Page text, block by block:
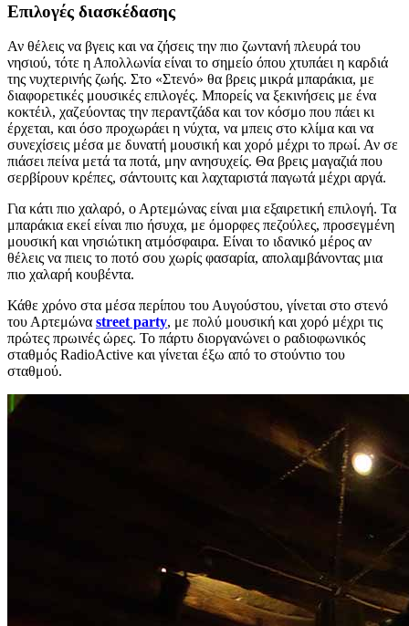
Επιλογές διασκέδασης
Αν θέλεις να βγεις και να ζήσεις την πιο ζωντανή πλευρά του
νησιού, τότε η Απολλωνία είναι το σημείο όπου χτυπάει η καρδιά
της νυχτερινής ζωής. Στο «Στενό» θα βρεις μικρά μπαράκια, με
διαφορετικές μουσικές επιλογές. Μπορείς να ξεκινήσεις με ένα
κοκτέιλ, χαζεύοντας την περαντζάδα και τον κόσμο που πάει κι
έρχεται, και όσο προχωράει η νύχτα, να μπεις στο κλίμα και να
συνεχίσεις μέσα με δυνατή μουσική και χορό μέχρι το πρωί. Αν σε
πιάσει πείνα μετά τα ποτά, μην ανησυχείς. Θα βρεις μαγαζιά που
σερβίρουν κρέπες, σάντουιτς και λαχταριστά παγωτά μέχρι αργά.
Για κάτι πιο χαλαρό, ο Αρτεμώνας είναι μια εξαιρετική επιλογή. Τα
μπαράκια εκεί είναι πιο ήσυχα, με όμορφες πεζούλες, προσεγμένη
μουσική και νησιώτικη ατμόσφαιρα. Είναι το ιδανικό μέρος αν
θέλεις να πιεις το ποτό σου χωρίς φασαρία, απολαμβάνοντας μια
πιο χαλαρή κουβέντα.
Κάθε χρόνο στα μέσα περίπου του Αυγούστου, γίνεται στο στενό
του Αρτεμώνα street party, με πολύ μουσική και χορό μέχρι τις
πρώτες πρωινές ώρες. Το πάρτυ διοργανώνει ο ραδιοφωνικός
σταθμός RadioActive και γίνεται έξω από το στούντιο του
σταθμού.